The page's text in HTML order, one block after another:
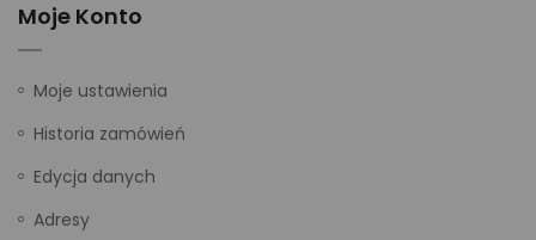
Moje Konto
Moje ustawienia
Historia zamówień
Edycja danych
Adresy